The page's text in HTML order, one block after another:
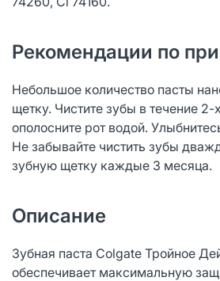
Рекомендации по
Небольшое количество пасты
щетку. Чистите зубы в течение 2-
ополосните рот водой.
Не забывайте чистить зубы
зубную щетку каждые 3 месяца.
Описание
Зубная паста Colgate Тройное
обеспечивает максимальную